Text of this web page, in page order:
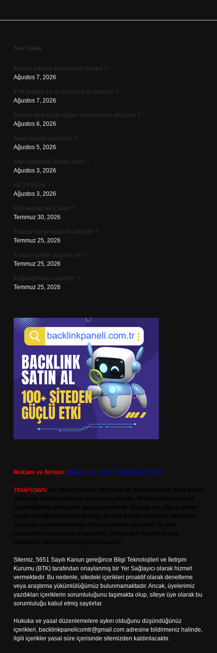
Sidebar
Son Yazılar
Kusura bakma demek özür müdür ?
Ağustos 7, 2026
KYK kredisi 12 ay boyunca mı veriliyor ?
Ağustos 7, 2026
Davaro filmi Buda Geçer şarkısını kim söylüyor ?
Ağustos 6, 2026
Aven boykot ürünü mü ?
Ağustos 5, 2026
Altın saklamak haram mıdır ?
Ağustos 3, 2026
A3 35-50 mi ?
Ağustos 3, 2026
620 Hesap Ne Çalışır ?
Temmuz 30, 2026
Trakea hangi epitel ile kaplıdır ?
Temmuz 25, 2026
Kimyon şekeri düşürür mü ?
Temmuz 25, 2026
Kağıt ağırlıkları nelerdir ?
Temmuz 25, 2026
Reklam ve İletişim: Skype: live:.cid.575569c608265c69
Yasal Uyarı:
Sitemiz, 5651 Sayılı Kanun gereğince Bilgi Teknolojileri ve İletişim
Kurumu (BTK) tarafından onaylanmış bir Yer Sağlayıcı olarak hizmet
vermektedir. Bu nedenle, sitedeki içerikleri proaktif olarak denetleme
veya araştırma yükümlülüğümüz bulunmamaktadır. Ancak, üyelerimiz
yazdıkları içeriklerin sorumluluğunu taşımakta olup, siteye üye olarak bu
sorumluluğu kabul etmiş sayılırlar.
Hukuka ve yasal düzenlemelere aykırı olduğunu düşündüğünüz
içerikleri, backlinkpanelicomtr@gmail.com adresine bildirmeniz halinde,
ilgili içerikler yasal süre içerisinde sitemizden kaldırılacaktır.